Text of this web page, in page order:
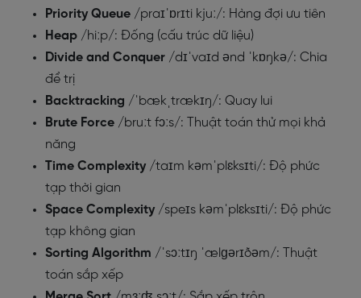
Priority Queue /praɪˈɒrɪti kjuː/: Hàng đợi ưu tiên
Heap /hiːp/: Đống (cấu trúc dữ liệu)
Divide and Conquer /dɪˈvaɪd ənd ˈkɒŋkə/: Chia
để trị
Backtracking /ˈbækˌtrækɪŋ/: Quay lui
Brute Force /bruːt fɔːs/: Thuật toán thử mọi khả
năng
Time Complexity /taɪm kəmˈplɛksɪti/: Độ phức
tạp thời gian
Space Complexity /speɪs kəmˈplɛksɪti/: Độ phức
tạp không gian
Sorting Algorithm /ˈsɔːtɪŋ ˈælɡərɪðəm/: Thuật
toán sắp xếp